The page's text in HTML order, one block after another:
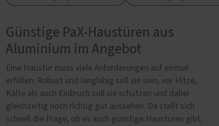
Günstige PaX-Haustüren aus
Aluminium im Angebot
Eine Haustür muss viele Anforderungen auf einmal
erfüllen. Robust und langlebig soll sie sein, vor Hitze,
Kälte als auch Einbruch soll sie schützen und dabei
gleichzeitig noch richtig gut aussehen. Da stellt sich
schnell die Frage, ob es auch günstige Haustüren gibt,